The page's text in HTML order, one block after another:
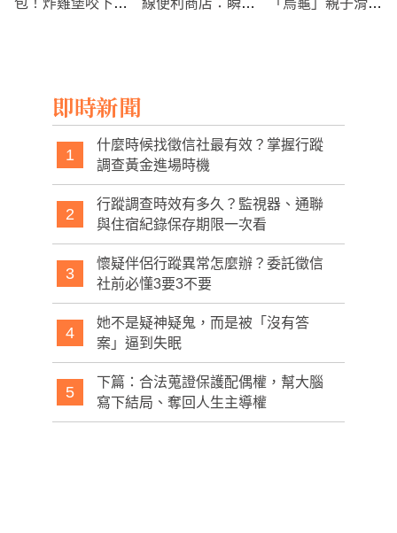
即時新聞
1
什麼時候找徵信社最有效？掌握行蹤
調查黃金進場時機
2
行蹤調查時效有多久？監視器、通聯
與住宿紀錄保存期限一次看
3
懷疑伴侶行蹤異常怎麼辦？委託徵信
社前必懂3要3不要
4
她不是疑神疑鬼，而是被「沒有答
案」逼到失眠
5
下篇：合法蒐證保護配偶權，幫大腦
寫下結局、奪回人生主導權